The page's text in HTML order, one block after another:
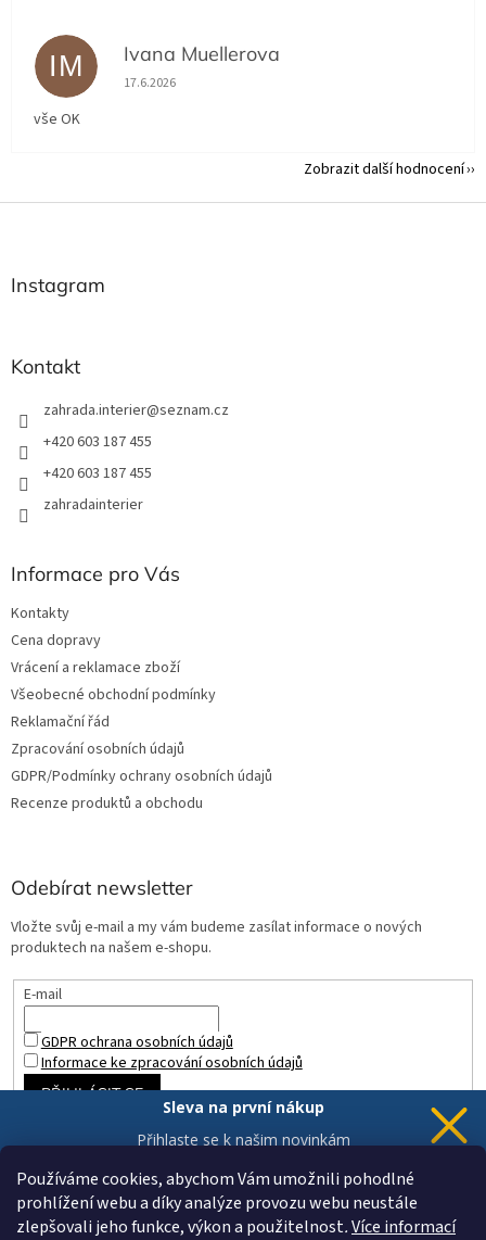
Používáme cookies, abychom Vám umožnili pohodlné
prohlížení webu a díky analýze provozu webu neustále
zlepšovali jeho funkce, výkon a použitelnost.Více informací
IM Ivana Muellerova
Hodnocení obchodu je 5 z 5 hvězdiček.
17.6.2026
vše OK
Zobrazit další hodnocení
Z
Instagram
Kontakt
zahrada.interier@seznam.cz
+420 603 187 455
+420 603 187 455
zahradainterier
Informace pro Vás
Kontakty
Cena dopravy
Vrácení a reklamace zboží
Všeobecné obchodní podmínky
Reklamační řád
Zpracování osobních údajů
GDPR/Podmínky ochrany osobních údajů
Recenze produktů a obchodu
Odebírat newsletter
Vložte svůj e-mail a my vám budeme zasílat informace o nových
produktech na našem e-shopu.
E-mail
GDPR ochrana osobních údajů
Informace ke zpracování osobních údajů
PŘIHLÁSIT SE
Sleva na první nákup
Přihlaste se k našim novinkám